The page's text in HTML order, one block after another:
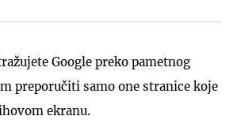
Google preko pametnog
preporučiti samo one stranice koje
ekranu.